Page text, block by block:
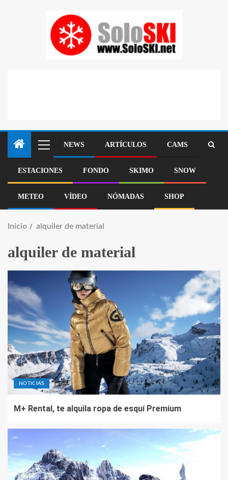
NEWS ARTÍCULOS CAMS
ESTACIONES FONDO SKIMO SNOW
METEO VÍDEO NÓMADAS SHOP
Inicio alquiler de material
alquiler de material
NOTICIAS
M+ Rental, te alquila ropa de esquí Premium